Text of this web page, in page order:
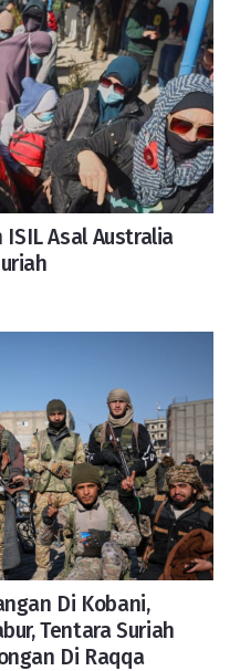
Asal Australia
Di Kobani,
Tentara Suriah
Di Raqqa